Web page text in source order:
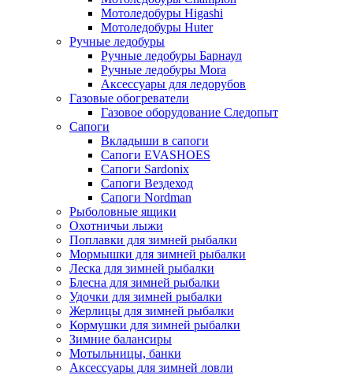
Мотоледобуры Higashi
Мотоледобуры Huter
Ручные ледобуры
Ручные ледобуры Барнаул
Ручные ледобуры Mora
Аксессуары для ледорубов
Газовые обогреватели
Газовое оборудование Следопыт
Сапоги
Вкладыши в сапоги
Сапоги EVASHOES
Сапоги Sardonix
Сапоги Вездеход
Сапоги Nordman
Рыболовные ящики
Охотничьи лыжи
Поплавки для зимней рыбалки
Мормышки для зимней рыбалки
Леска для зимней рыбалки
Блесна для зимней рыбалки
Удочки для зимней рыбалки
Жерлицы для зимней рыбалки
Кормушки для зимней рыбалки
Зимние балансиры
Мотыльницы, банки
Аксессуары для зимней ловли